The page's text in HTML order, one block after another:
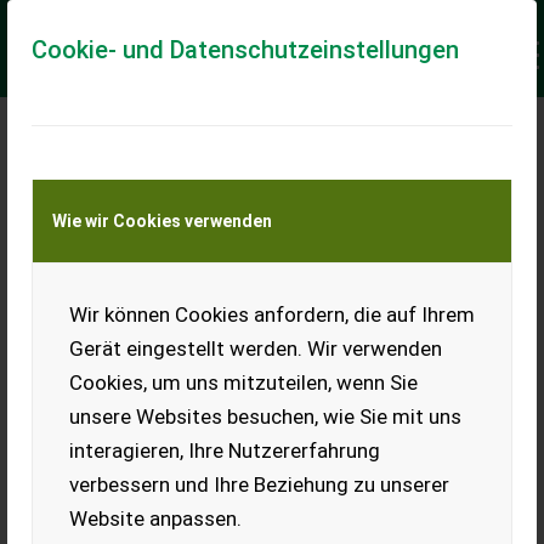
Cookie- und Datenschutzeinstellungen
Wie wir Cookies verwenden
Wir können Cookies anfordern, die auf Ihrem
Gerät eingestellt werden. Wir verwenden
Cookies, um uns mitzuteilen, wenn Sie
unsere Websites besuchen, wie Sie mit uns
interagieren, Ihre Nutzererfahrung
verbessern und Ihre Beziehung zu unserer
Website anpassen.
Meine Transportkostenanfrage
Transport von Land- und Baumaschinen –
KEINE Tiertransporte
Ladeort
Ort